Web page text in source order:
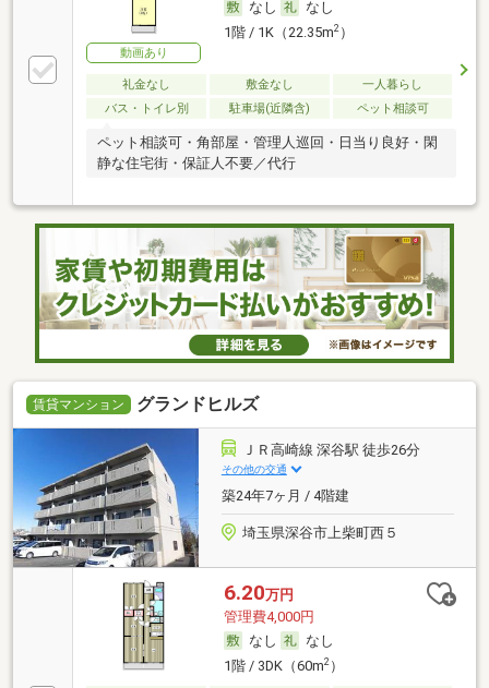
動画あり
なし
なし
1階 / 1K（22.35m2）
礼金なし 敷金なし
一人暮らし
バス・トイレ別
駐車場(近隣含) ペット相談可
ペット相談可・角部屋・管理人巡回・日当り良好・閑
静な住宅街・保証人不要／代行
賃貸マンション グランドヒルズ
ＪＲ高崎線 深谷駅 徒歩26分
その他の交通
築24年7ヶ月 / 4階建
埼玉県深谷市上柴町西５
6.20万円
管理費4,000円
なし
なし
1階 / 3DK（60m2）